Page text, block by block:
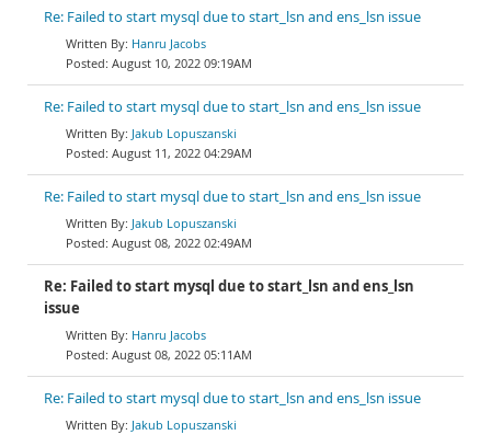
Re: Failed to start mysql due to start_lsn and ens_lsn issue
Hanru Jacobs
August 10, 2022 09:19AM
Re: Failed to start mysql due to start_lsn and ens_lsn issue
Jakub Lopuszanski
August 11, 2022 04:29AM
Re: Failed to start mysql due to start_lsn and ens_lsn issue
Jakub Lopuszanski
August 08, 2022 02:49AM
Re: Failed to start mysql due to start_lsn and ens_lsn
issue
Hanru Jacobs
August 08, 2022 05:11AM
Re: Failed to start mysql due to start_lsn and ens_lsn issue
Jakub Lopuszanski